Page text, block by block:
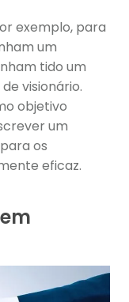
exemplo, para
um
tido um
visionário.
objetivo
um
os
eficaz.